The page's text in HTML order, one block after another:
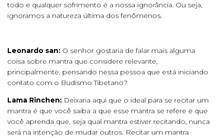
todo e qualquer sofrimento é a nossa ignorância. Ou seja,
ignoramos a natureza última dos fenômenos.
Leonardo san: O senhor gostaria de falar mais alguma
coisa sobre mantra que considere relevante,
principalmente, pensando nessa pessoa que está iniciando
contato com o Budismo Tibetano?
Lama Rinchen: Deixaria aqui que o ideal para se recitar um
mantra é que você saiba a que esse mantra se refere e que
você aprenda que, seja qual mantra estiver recitando, nunca
será na intenção de mudar outros. Recitar um mantra